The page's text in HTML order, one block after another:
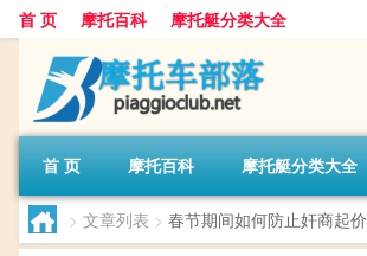
首 页 摩托百科 摩托艇分类大全
首 页 摩托百科 摩托艇分类大全
> 文章列表 > 春节期间如何防止奸商起价